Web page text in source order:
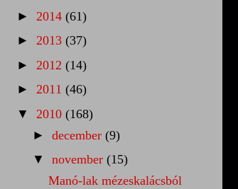
► 2014 (61)
► 2013 (37)
► 2012 (14)
► 2011 (46)
▼ 2010 (168)
► december (9)
▼ november (15)
Manó-lak mézeskalácsból